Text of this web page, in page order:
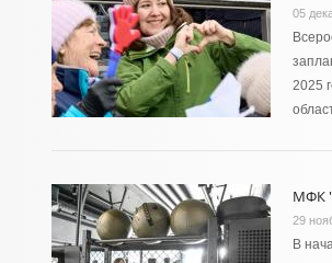
05
2025
МФК
29
В